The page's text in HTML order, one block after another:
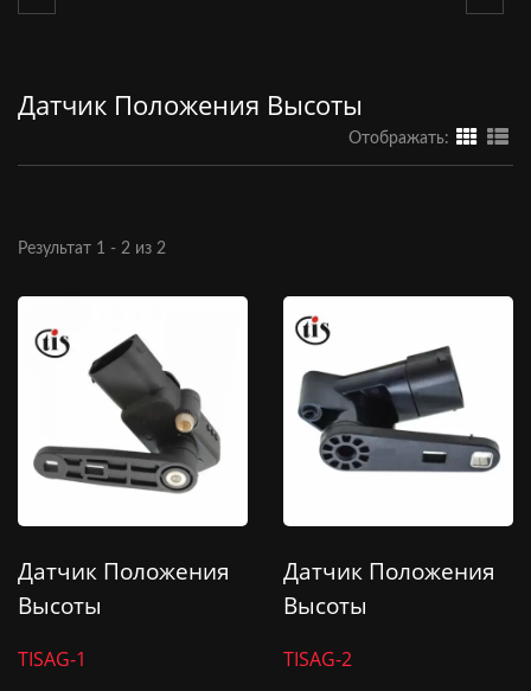
Датчик Положения Высоты
Отображать:
Результат 1 - 2 из 2
Датчик Положения
Высоты
BMW X1 X2 X5 X6
TISAG-1
Датчик Положения
Высоты
BMW IX
TISAG-2